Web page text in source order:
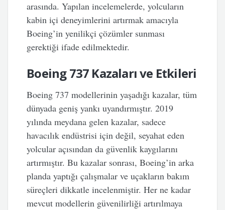
arasında. Yapılan incelemelerde, yolcuların
kabin içi deneyimlerini artırmak amacıyla
Boeing’in yenilikçi çözümler sunması
gerektiği ifade edilmektedir.
Boeing 737 Kazaları ve Etkileri
Boeing 737 modellerinin yaşadığı kazalar, tüm
dünyada geniş yankı uyandırmıştır. 2019
yılında meydana gelen kazalar, sadece
havacılık endüstrisi için değil, seyahat eden
yolcular açısından da güvenlik kaygılarını
artırmıştır. Bu kazalar sonrası, Boeing’in arka
planda yaptığı çalışmalar ve uçakların bakım
süreçleri dikkatle incelenmiştir. Her ne kadar
mevcut modellerin güvenilirliği artırılmaya